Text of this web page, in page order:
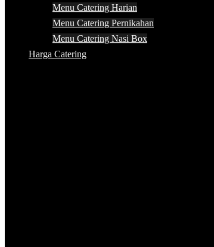
Menu Catering Harian
Menu Catering Pernikahan
Menu Catering Nasi Box
Harga Catering